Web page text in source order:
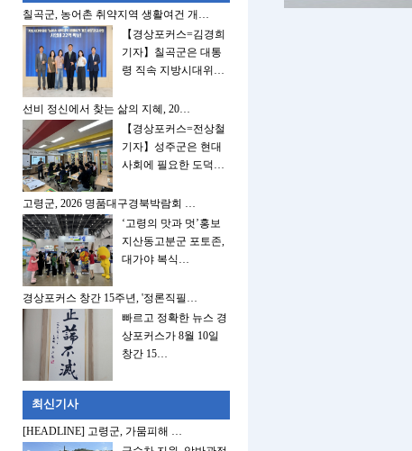
칠곡군, 농어촌 취약지역 생활여건 개…
【경상포커스=김경희
기자】칠곡군은 대통
령 직속 지방시대위…
선비 정신에서 찾는 삶의 지혜, 20…
【경상포커스=전상철
기자】성주군은 현대
사회에 필요한 도덕…
고령군, 2026 명품대구경북박람회 …
‘고령의 맛과 멋’홍보
지산동고분군 포토존,
대가야 복식…
경상포커스 창간 15주년, '정론직필…
빠르고 정확한 뉴스 경
상포커스가 8월 10일
창간 15…
최신기사
[HEADLINE] 고령군, 가뭄피해 …